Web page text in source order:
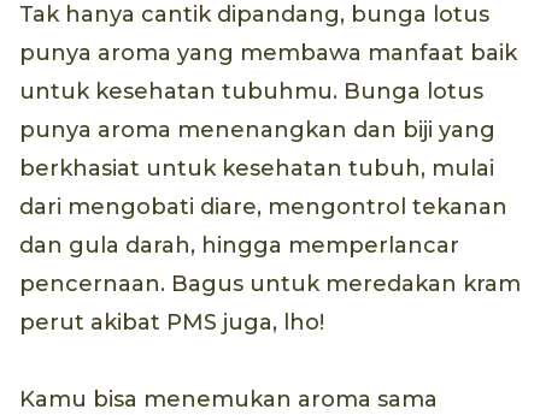
Tak hanya cantik dipandang, bunga lotus
punya aroma yang membawa manfaat baik
untuk kesehatan tubuhmu. Bunga lotus
punya aroma menenangkan dan biji yang
berkhasiat untuk kesehatan tubuh, mulai
dari mengobati diare, mengontrol tekanan
dan gula darah, hingga memperlancar
pencernaan. Bagus untuk meredakan kram
perut akibat PMS juga, lho!
Kamu bisa menemukan aroma sama